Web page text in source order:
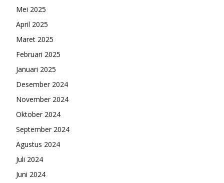
Mei 2025
April 2025
Maret 2025
Februari 2025
Januari 2025
Desember 2024
November 2024
Oktober 2024
September 2024
Agustus 2024
Juli 2024
Juni 2024